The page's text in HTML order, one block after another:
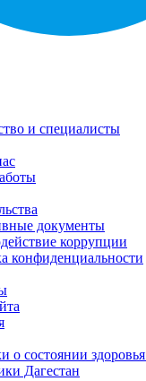
и специалисты
документы
коррупции
конфиденциальности
о состоянии
Дагестан